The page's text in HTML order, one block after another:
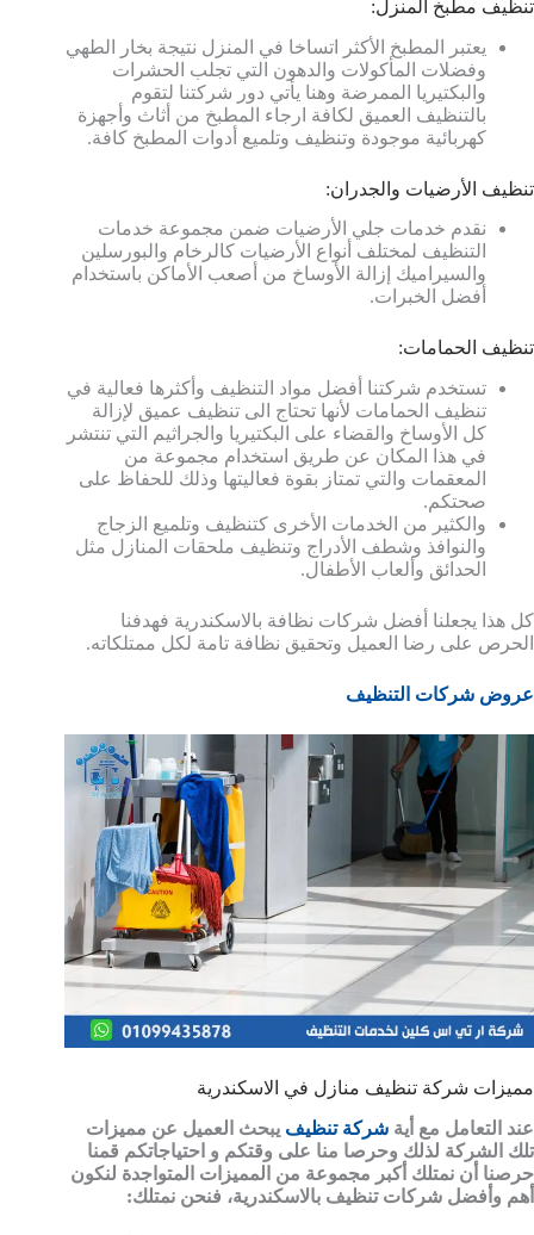
تنظيف مطبخ المنزل:
يعتبر المطبخ الأكثر اتساخا في المنزل نتيجة بخار الطهي
وفضلات المأكولات والدهون التي تجلب الحشرات
والبكتيريا الممرضة وهنا يأتي دور شركتنا لتقوم
بالتنظيف العميق لكافة ارجاء المطبخ من أثاث وأجهزة
كهربائية موجودة وتنظيف وتلميع أدوات المطبخ كافة.
تنظيف الأرضيات والجدران:
نقدم خدمات جلي الأرضيات ضمن مجموعة خدمات
التنظيف لمختلف أنواع الأرضيات كالرخام والبورسلين
والسيراميك إزالة الأوساخ من أصعب الأماكن باستخدام
أفضل الخبرات.
تنظيف الحمامات:
تستخدم شركتنا أفضل مواد التنظيف وأكثرها فعالية في
تنظيف الحمامات لأنها تحتاج الى تنظيف عميق لإزالة
كل الأوساخ والقضاء على البكتيريا والجراثيم التي تنتشر
في هذا المكان عن طريق استخدام مجموعة من
المعقمات والتي تمتاز بقوة فعاليتها وذلك للحفاظ على
صحتكم.
والكثير من الخدمات الأخرى كتنظيف وتلميع الزجاج
والنوافذ وشطف الأدراج وتنظيف ملحقات المنازل مثل
الحدائق وألعاب الأطفال.
كل هذا يجعلنا أفضل شركات نظافة بالاسكندرية فهدفنا
الحرص على رضا العميل وتحقيق نظافة تامة لكل ممتلكاته.
عروض شركات التنظيف
مميزات شركة تنظيف منازل في الاسكندرية
عند التعامل مع أية شركة تنظيف يبحث العميل عن مميزات
تلك الشركة لذلك وحرصا منا على وقتكم و احتياجاتكم قمنا
حرصنا أن نمتلك أكبر مجموعة من المميزات المتواجدة لنكون
أهم وأفضل شركات تنظيف بالاسكندرية، فنحن نمتلك: